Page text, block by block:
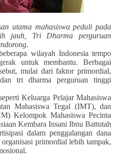
utama mahasiswa peduli pada
jauh, Tri Dharma perguruan
wilayah Indonesia tempo
untuk membantu. Berbagai
mulai dari faktor primordial,
tri dharma perguruan tinggi
Keluarga Pelajar Mahasiswa
Mahasiswa Tegal (IMT), dan
Kelompok Mahasiswa Pecinta
Kembara Insani Ibnu Battutah
dalam penggalangan dana
primordial lebih tampak,